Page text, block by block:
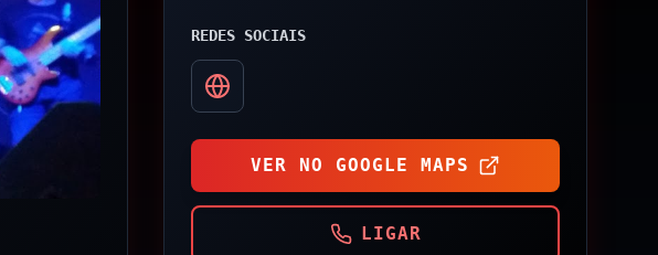
REDES SOCIAIS
VER NO GOOGLE MAPS
LIGAR